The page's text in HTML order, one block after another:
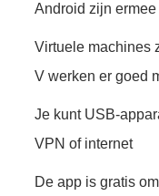
Android zijn ermee
Virtuele machines
V werken er goed
Je kunt USB-
VPN of internet
De app is gratis